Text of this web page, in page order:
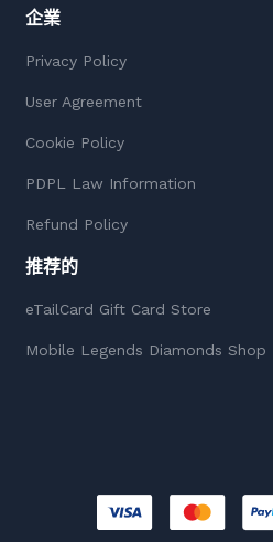
企業
Privacy Policy
User Agreement
Cookie Policy
PDPL Law Information
Refund Policy
推荐的
eTailCard Gift Card Store
Mobile Legends Diamonds Shop